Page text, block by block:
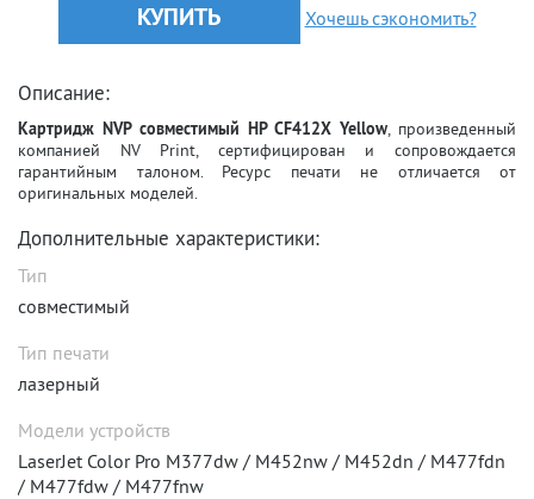
КУПИТЬ Хочешь сэкономить?
Описание:
Картридж NVP совместимый HP CF412X Yellow, произведенный
компанией NV Print, сертифицирован и сопровождается
гарантийным талоном. Ресурс печати не отличается от
оригинальных моделей.
Дополнительные характеристики:
Тип
совместимый
Тип печати
лазерный
Модели устройств
LaserJet Color Pro M377dw / M452nw / M452dn / M477fdn
/ M477fdw / M477fnw